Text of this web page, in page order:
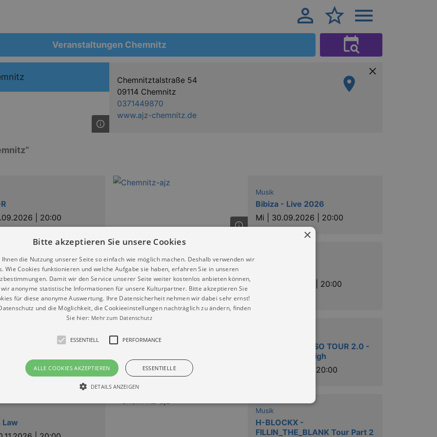
Veranstaltungen Chemnitz
Chemnitztalstraße 54
09114 Chemnitz
0371449870
www.ajz-chemnitz.de
| 20:00
Musik
Bibiza - Live 2026
Mi | 30.09.2026 | 20:00
D and The KBCS -
Tour 2026
| 20:00
03.10.2026 | 20:00
durch KMA - Tour
| 20:00
VINTA - KALYPSO TOUR 2.0 -
schon wieder high
06.11.2026 | 20:00
Law
Musik
H-BLOCKX -
FILLIN_THE_BLANK Tour Part 2
×
Bitte akzeptieren Sie unsere Cookies
die Nutzung unserer Seite so einfach wie möglich machen. Deshalb verwenden wir
Wie Cookies funktionieren und welche Aufgabe sie haben, erfahren Sie in unseren
Damit wir den Service unserer Seite weiter kostenlos anbieten können,
anonyme statistische Informationen für unsere Kulturpartner. Bitte akzeptieren Sie
für diese anonyme Auswertung. Ihre Datensicherheit nehmen wir dabei sehr ernst!
und die Möglichkeit, die Cookieeinstellungen nachträglich zu ändern, finden
Sie hier: Mehr zum Datenschutz
ESSENTIELL PERFORMANCE
ALLE COOKIES AKZEPTIEREN ESSENTIELLE
DETAILS ANZEIGEN